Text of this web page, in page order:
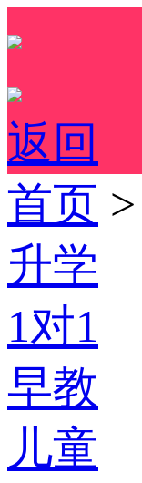
返回
首页 >
升学
1对1
早教
儿童